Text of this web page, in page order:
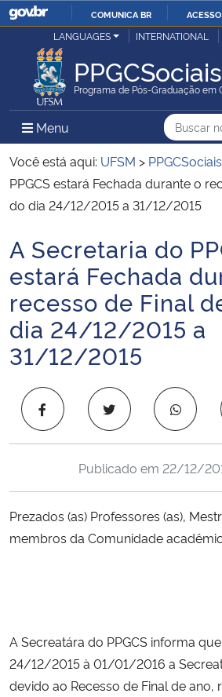
IR
O
COMUNICA BR
Ministério da Justiça e Segurança Pública
Ministério da Defesa
Ministério das Relações Exteriores
Ministério da Economia
Ministério da Infraestrutura
Ministério da Agricultura, Pecuária e
Ministério da Educação
Ministério da Cidadania
Ministério da Saúde
Ministério de Minas e Energia
Ministério da Ciência, Tecnologia, Inovações e
Ministério do Meio Ambiente
LANGUAGES INTERNATIONAL
PPGCSociais
Programa de Pós-Graduação em
Menu Menu Principal do Sítio
Busca
Busca:
Você está aqui: UFSM > PPGCSociais
PPGCS estará Fechada durante o
do dia 24/12/2015 a 31/12/2015
Início do conteúdo
A Secretaria do
estará Fechada
recesso de Final
dia 24/12/2015 a
31/12/2015
Publicado em 22/12/
Prezados (as) Professores (as),
membros da Comunidade
A Secreatára do PPGCS informa
24/12/2015 à 01/01/2016 a
devido ao Recesso de Final de ano,